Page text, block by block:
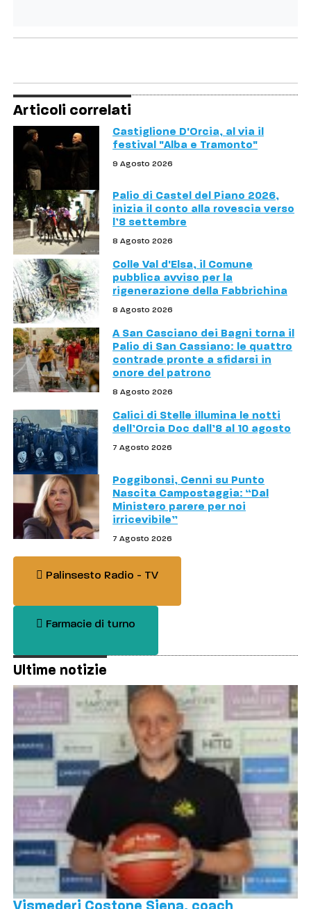
Articoli correlati
Castiglione D'Orcia, al via il
festival "Alba e Tramonto"
9 Agosto 2026
Palio di Castel del Piano 2026,
inizia il conto alla rovescia verso
l’8 settembre
8 Agosto 2026
Colle Val d'Elsa, il Comune
pubblica avviso per la
rigenerazione della Fabbrichina
8 Agosto 2026
A San Casciano dei Bagni torna il
Palio di San Cassiano: le quattro
contrade pronte a sfidarsi in
onore del patrono
8 Agosto 2026
Calici di Stelle illumina le notti
dell’Orcia Doc dall’8 al 10 agosto
7 Agosto 2026
Poggibonsi, Cenni su Punto
Nascita Campostaggia: “Dal
Ministero parere per noi
irricevibile”
7 Agosto 2026
Palinsesto Radio - TV
Farmacie di turno
Ultime notizie